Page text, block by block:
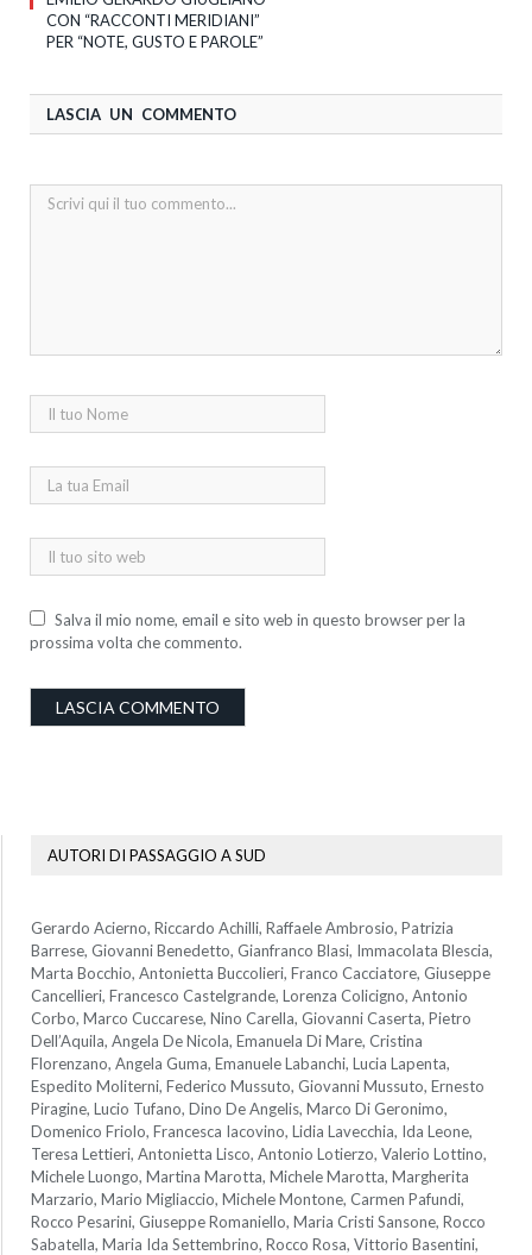
CON “RACCONTI MERIDIANI”
PER “NOTE, GUSTO E PAROLE”
LASCIA UN COMMENTO
Salva il mio nome, email e sito web in questo browser per la
prossima volta che commento.
AUTORI DI PASSAGGIO A SUD
Gerardo Acierno, Riccardo Achilli, Raffaele Ambrosio, Patrizia
Barrese, Giovanni Benedetto, Gianfranco Blasi, Immacolata Blescia,
Marta Bocchio, Antonietta Buccolieri, Franco Cacciatore, Giuseppe
Cancellieri, Francesco Castelgrande, Lorenza Colicigno, Antonio
Corbo, Marco Cuccarese, Nino Carella, Giovanni Caserta, Pietro
Dell’Aquila, Angela De Nicola, Emanuela Di Mare, Cristina
Florenzano, Angela Guma, Emanuele Labanchi, Lucia Lapenta,
Espedito Moliterni, Federico Mussuto, Giovanni Mussuto, Ernesto
Piragine, Lucio Tufano, Dino De Angelis, Marco Di Geronimo,
Domenico Friolo, Francesca Iacovino, Lidia Lavecchia, Ida Leone,
Teresa Lettieri, Antonietta Lisco, Antonio Lotierzo, Valerio Lottino,
Michele Luongo, Martina Marotta, Michele Marotta, Margherita
Marzario, Mario Migliaccio, Michele Montone, Carmen Pafundi,
Rocco Pesarini, Giuseppe Romaniello, Maria Cristi Sansone, Rocco
Sabatella, Maria Ida Settembrino, Rocco Rosa, Vittorio Basentini,